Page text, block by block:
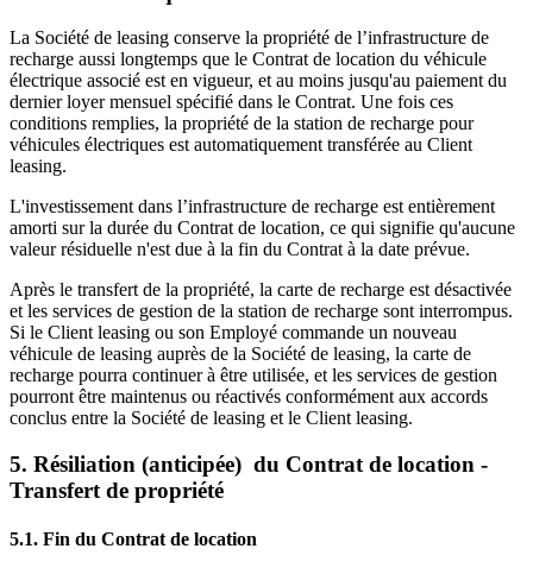
La Société de leasing conserve la propriété de l’infrastructure de
recharge aussi longtemps que le Contrat de location du véhicule
électrique associé est en vigueur, et au moins jusqu'au paiement du
dernier loyer mensuel spécifié dans le Contrat. Une fois ces
conditions remplies, la propriété de la station de recharge pour
véhicules électriques est automatiquement transférée au Client
leasing.
L'investissement dans l’infrastructure de recharge est entièrement
amorti sur la durée du Contrat de location, ce qui signifie qu'aucune
valeur résiduelle n'est due à la fin du Contrat à la date prévue.
Après le transfert de la propriété, la carte de recharge est désactivée
et les services de gestion de la station de recharge sont interrompus.
Si le Client leasing ou son Employé commande un nouveau
véhicule de leasing auprès de la Société de leasing, la carte de
recharge pourra continuer à être utilisée, et les services de gestion
pourront être maintenus ou réactivés conformément aux accords
conclus entre la Société de leasing et le Client leasing.
5. Résiliation (anticipée) du Contrat de location -
Transfert de propriété
5.1. Fin du Contrat de location